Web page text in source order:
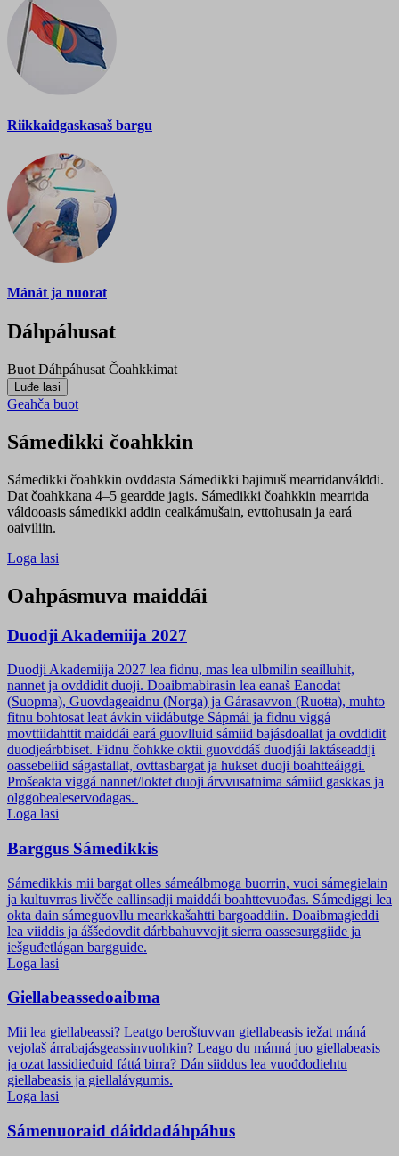
Riikkaidgaskasaš bargu
Mánát ja nuorat
Dáhpáhusat
Buot Dáhpáhusat Čoahkkimat
Geahča buot
Sámedikki čoahkkin
Sámedikki čoahkkin ovddasta Sámedikki bajimuš mearridanválddi.
Dat čoahkkana 4–5 geardde jagis. Sámedikki čoahkkin mearrida
váldooasis sámedikki addin cealkámušain, evttohusain ja eará
oaiviliin.
Loga lasi
Oahpásmuva maiddái
Duodji Akademiija 2027
Duodji Akademiija 2027 lea fidnu, mas lea ulbmilin seailluhit,
nannet ja ovddidit duoji. Doaibmabirasin lea eanaš Eanodat
(Suopma), Guovdageaidnu (Norga) ja Gárasavvon (Ruoŧŧa), muhto
fitnu bohtosat leat ávkin viidábutge Sápmái ja fidnu viggá
movttiidahttit maiddái eará guovlluid sámiid bajásdoallat ja ovddidit
duodjeárbbiset. Fidnu čohkke oktii guovddáš duodjái laktáseaddji
oassebeliid ságastallat, ovttasbargat ja hukset duoji boahtteáiggi.
Prošeakta viggá nannet/loktet duoji árvvusatnima sámiid gaskkas ja
olggobealeservodagas.
Loga lasi
Barggus Sámedikkis
Sámedikkis mii bargat olles sámeálbmoga buorrin, vuoi sámegielain
ja kultuvrras livčče eallinsadji maiddái boahttevuođas. Sámediggi lea
okta dain sámeguovllu mearkkašahtti bargoaddiin. Doaibmagieddi
lea viiddis ja áššedovdit dárbbahuvvojit sierra oassesurggiide ja
iešguđetlágan bargguide.
Loga lasi
Giellabeassedoaibma
Mii lea giellabeassi? Leatgo beroštuvvan giellabeasis iežat máná
vejolaš árrabajásgeassinvuohkin? Leago du mánná juo giellabeasis
ja ozat lassidieđuid fáttá birra? Dán siiddus lea vuođđodiehtu
giellabeasis ja giellalávgumis.
Loga lasi
Sámenuoraid dáiddadáhpáhus